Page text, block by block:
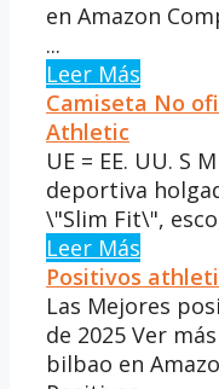
en Amazon
...
Leer Más
Camiseta No
Athletic
UE = EE. UU. S
deportiva
\"Slim Fit\",
Leer Más
Positivos
Las Mejores
de 2025 Ver
bilbao en